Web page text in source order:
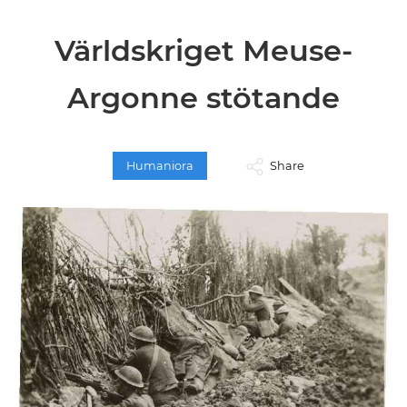
Världskriget Meuse-
Argonne stötande
Humaniora Share